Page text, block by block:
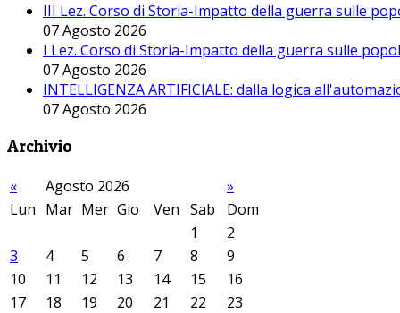
III Lez. Corso di Storia-Impatto della guerra sulle
07 Agosto 2026
I Lez. Corso di Storia-Impatto della guerra sulle
07 Agosto 2026
INTELLIGENZA ARTIFICIALE: dalla logica
07 Agosto 2026
Archivio
« Agosto 2026
»
Lun Mar Mer Gio Ven Sab
Dom
1
2
3
4 5 6 7 8
9
10
11 12 13 14 15
16
17
18 19 20 21 22
23